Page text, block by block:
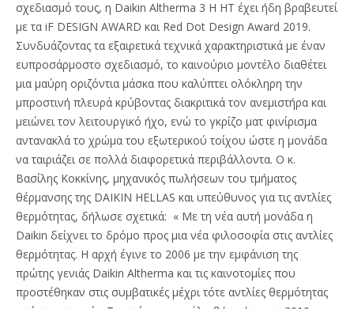
σχεδιασμό τους, η Daikin Altherma 3 H HT έχει ήδη βραβευτεί
με τα iF DESIGN AWARD και Red Dot Design Award 2019.
Συνδυάζοντας τα εξαιρετικά τεχνικά χαρακτηριστικά με έναν
ευπροσάρμοστο σχεδιασμό, το καινούριο μοντέλο διαθέτει
μια μαύρη οριζόντια μάσκα που καλύπτει ολόκληρη την
μπροστινή πλευρά κρύβοντας διακριτικά τον ανεμιστήρα και
μειώνει τον λειτουργικό ήχο, ενώ το γκρίζο ματ φινίρισμα
αντανακλά το χρώμα του εξωτερικού τοίχου ώστε η μονάδα
να ταιριάζει σε πολλά διαφορετικά περιβάλλοντα. Ο κ.
Βασίλης Κοκκίνης, μηχανικός πωλήσεων του τμήματος
θέρμανσης της DAIKIN HELLAS και υπεύθυνος για τις αντλίες
θερμότητας, δήλωσε σχετικά: « Με τη νέα αυτή μονάδα η
Daikin δείχνει το δρόμο προς μια νέα φιλοσοφία στις αντλίες
θερμότητας. Η αρχή έγινε το 2006 με την εμφάνιση της
πρώτης γενιάς Daikin Altherma και τις καινοτομίες που
προστέθηκαν στις συμβατικές μέχρι τότε αντλίες θερμότητας